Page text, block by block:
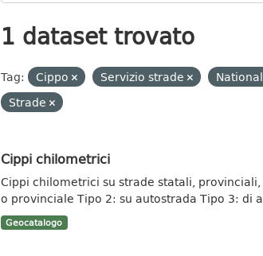
1 dataset trovato
Tag: Cippo Servizio strade
Strade
Cippi chilometrici
Cippi chilometrici su strade statali,
o provinciale Tipo 2: su autostrada Tipo 3: di
Geocatalogo